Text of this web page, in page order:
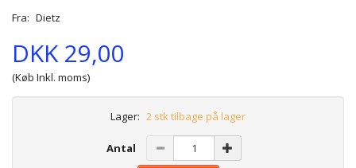
Fra: Dietz
DKK 29,00
(Køb Inkl. moms)
Lager: 2 stk tilbage på lager
Antal